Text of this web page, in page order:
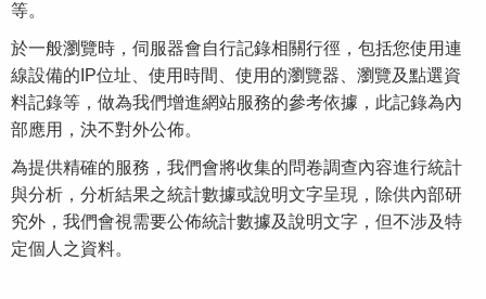
等。
於一般瀏覽時，伺服器會自行記錄相關行徑，包括您使用連
線設備的IP位址、使用時間、使用的瀏覽器、瀏覽及點選資
料記錄等，做為我們增進網站服務的參考依據，此記錄為內
部應用，決不對外公佈。
為提供精確的服務，我們會將收集的問卷調查內容進行統計
與分析，分析結果之統計數據或說明文字呈現，除供內部研
究外，我們會視需要公佈統計數據及說明文字，但不涉及特
定個人之資料。